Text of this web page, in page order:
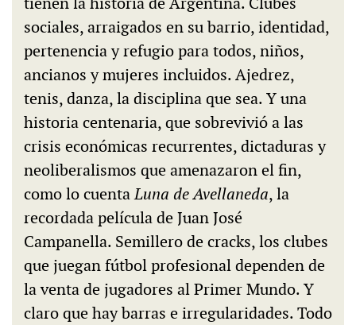
sociales, arraigados en su barrio, identidad,
pertenencia y refugio para todos, niños,
ancianos y mujeres incluidos. Ajedrez,
tenis, danza, la disciplina que sea. Y una
historia centenaria, que sobrevivió a las
crisis económicas recurrentes, dictaduras y
neoliberalismos que amenazaron el fin,
como lo cuentaLuna de Avellaneda, la
recordada película de Juan José
Campanella. Semillero de cracks, los clubes
que juegan fútbol profesional dependen de
la venta de jugadores al Primer Mundo. Y
claro que hay barras e irregularidades. Todo